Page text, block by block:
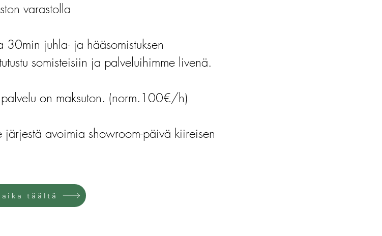
varastolla
30min juhla- ja hääsomistuksen
somisteisiin ja palveluihimme livenä.
on maksuton. (norm.100€/h)
järjestä avoimia showroom-päivä kiireisen
aika täältä